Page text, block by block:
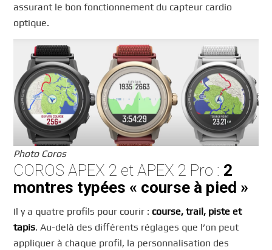
assurant le bon fonctionnement du capteur cardio
optique.
Photo Coros
COROS APEX 2 et APEX 2 Pro : 2
montres typées « course à pied »
Il y a quatre profils pour courir : course, trail, piste et
tapis. Au-delà des différents réglages que l’on peut
appliquer à chaque profil, la personnalisation des